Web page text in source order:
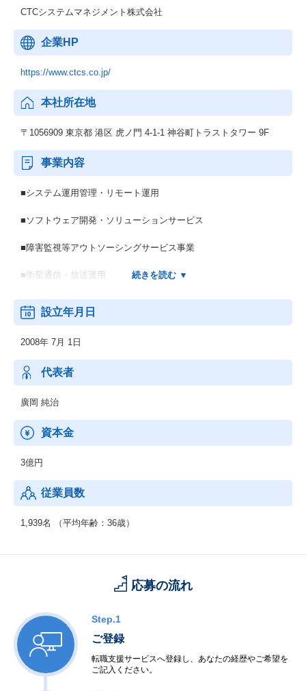
CTCシステムマネジメント株式会社
企業HP
https://www.ctcs.co.jp/
本社所在地
〒1056909 東京都 港区 虎ノ門 4-1-1 神谷町トラストタワー 9F
事業内容
■システム運用管理・リモート運用
■ソフトウェア開発・ソリューションサービス
■障害監視等アウトソーシングサービス事業
■衛星通信・放送運用
■システム運用設計・構築
設立年月日
2008年 7月 1日
代表者
廣岡 純治
資本金
3億円
従業員数
1,939名 （平均年齢：36歳）
応募の流れ
Step.1
ご登録
転職支援サービスへ登録し、あなたの経歴やご希望を
ご記入ください。